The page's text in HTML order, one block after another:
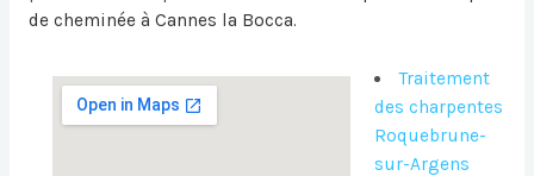
de cheminée à Cannes la Bocca.
Traitement
des charpentes
Roquebrune-
sur-Argens